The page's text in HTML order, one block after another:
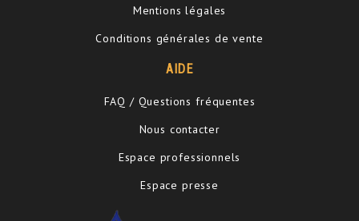
Mentions légales
Conditions générales de vente
AIDE
FAQ / Questions fréquentes
Nous contacter
Espace professionnels
Espace presse